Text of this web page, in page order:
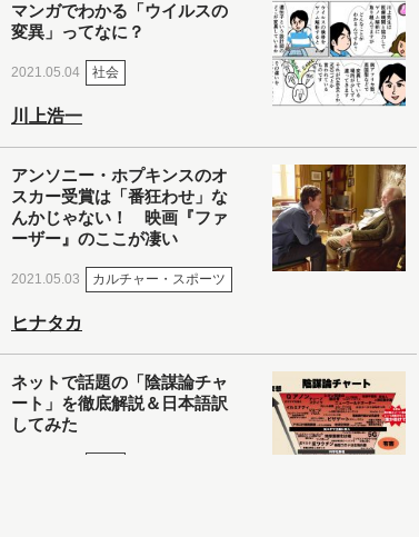
マンガでわかる「ウイルスの
変異」ってなに？
2021.05.04 社会
川上浩一
アンソニー・ホプキンスのオ
スカー受賞は「番狂わせ」な
んかじゃない！ 映画『ファ
ーザー』のここが凄い
2021.05.03 カルチャー・スポーツ
ヒナタカ
ネットで話題の「陰謀論チャ
ート」を徹底解説＆日本語訳
してみた